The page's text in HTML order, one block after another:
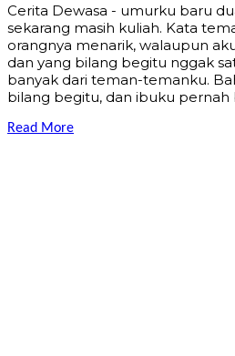
Cerita Dewasa - umurku baru
sekarang masih kuliah. Kata
orangnya menarik, walaupun
dan yang bilang begitu nggak
banyak dari teman-temanku.
bilang begitu, dan ibuku pernah
Read More